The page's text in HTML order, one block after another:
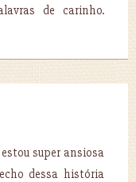
de carinho.
super ansiosa
dessa história